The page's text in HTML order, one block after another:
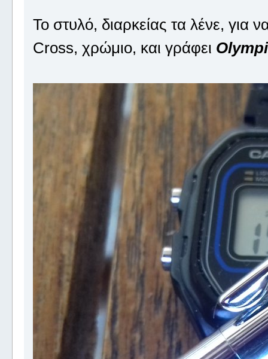
Το στυλό, διαρκείας τα λένε, για
Cross, χρώμιο, και γράφει